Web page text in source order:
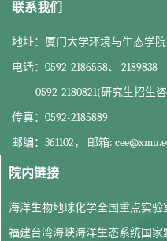
联系我们
地址：厦门大学环境与生态学
电话：0592-2186558、 2189838
0592-2180821(研究生招生
传真：0592-2185889
邮编：361102， 邮箱:
院内链接
海洋生物地球化学全国重点实验
福建台湾海峡海洋生态系统国